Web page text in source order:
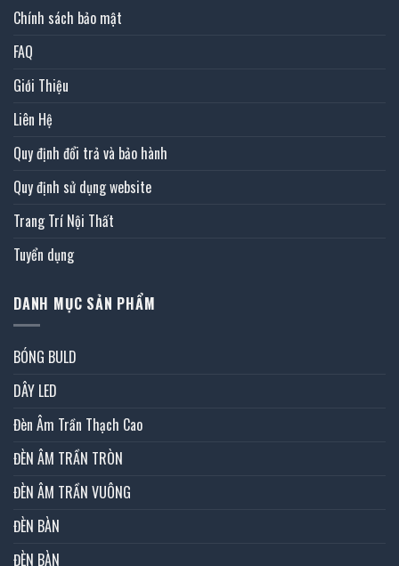
Chính sách bảo mật
FAQ
Giới Thiệu
Liên Hệ
Quy định đổi trả và bảo hành
Quy định sử dụng website
Trang Trí Nội Thất
Tuyển dụng
DANH MỤC SẢN PHẨM
BÓNG BULD
DÂY LED
Đèn Âm Trần Thạch Cao
ĐÈN ÂM TRẦN TRÒN
ĐÈN ÂM TRẦN VUÔNG
ĐÈN BÀN
ĐÈN BÀN